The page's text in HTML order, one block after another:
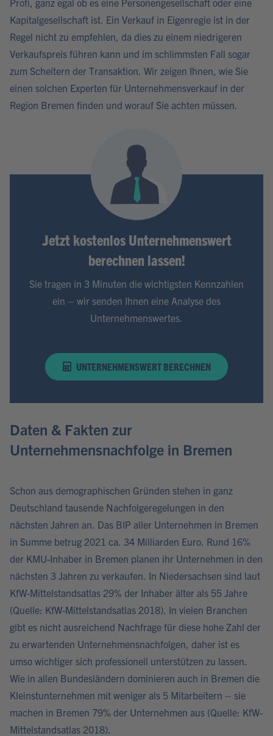
Kapitalgesellschaft ist. Ein Verkauf in Eigenregie ist in der
Regel nicht zu empfehlen, da dies zu einem niedrigeren
Verkaufspreis führen kann und im schlimmsten Fall sogar
zum Scheitern der Transaktion. Wir zeigen Ihnen, wie Sie
einen solchen Experten für Unternehmensverkauf in der
Region Bremen finden und worauf Sie achten müssen.
Jetzt kostenlos Unternehmenswert
berechnen lassen!
Sie tragen in 3 Minuten die wichtigsten Kennzahlen
ein – wir senden Ihnen eine Analyse des
Unternehmenswertes.
UNTERNEHMENSWERT BERECHNEN
Daten & Fakten zur
Unternehmensnachfolge in Bremen
Schon aus demographischen Gründen stehen in ganz
Deutschland tausende Nachfolgeregelungen in den
nächsten Jahren an. Das BIP aller Unternehmen in Bremen
in Summe betrug 2021 ca. 34 Milliarden Euro. Rund 16%
der KMU-Inhaber in Bremen planen ihr Unternehmen in den
nächsten 3 Jahren zu verkaufen. In Niedersachsen sind laut
KfW-Mittelstandsatlas 29% der Inhaber älter als 55 Jahre
(Quelle: KfW-Mittelstandsatlas 2018). In vielen Branchen
gibt es nicht ausreichend Nachfrage für diese hohe Zahl der
zu erwartenden Unternehmensnachfolgen, daher ist es
umso wichtiger sich professionell unterstützen zu lassen.
Wie in allen Bundesländern dominieren auch in Bremen die
Kleinstunternehmen mit weniger als 5 Mitarbeitern – sie
machen in Bremen 79% der Unternehmen aus (Quelle: KfW-
Mittelstandsatlas 2018).